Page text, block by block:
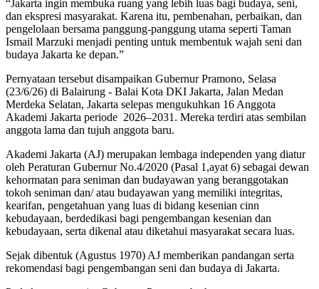
“Jakarta ingin membuka ruang yang lebih luas bagi budaya, seni,
dan ekspresi masyarakat. Karena itu, pembenahan, perbaikan, dan
pengelolaan bersama panggung-panggung utama seperti Taman
Ismail Marzuki menjadi penting untuk membentuk wajah seni dan
budaya Jakarta ke depan.”
Pernyataan tersebut disampaikan Gubernur Pramono, Selasa
(23/6/26) di Balairung - Balai Kota DKI Jakarta, Jalan Medan
Merdeka Selatan, Jakarta selepas mengukuhkan 16 Anggota
Akademi Jakarta periode 2026–2031. Mereka terdiri atas sembilan
anggota lama dan tujuh anggota baru.
Akademi Jakarta (AJ) merupakan lembaga independen yang diatur
oleh Peraturan Gubernur No.4/2020 (Pasal 1,ayat 6) sebagai dewan
kehormatan para seniman dan budayawan yang beranggotakan
tokoh seniman dan/ atau budayawan yang memiliki integritas,
kearifan, pengetahuan yang luas di bidang kesenian cinn
kebudayaan, berdedikasi bagi pengembangan kesenian dan
kebudayaan, serta dikenal atau diketahui masyarakat secara luas.
Sejak dibentuk (Agustus 1970) AJ memberikan pandangan serta
rekomendasi bagi pengembangan seni dan budaya di Jakarta.